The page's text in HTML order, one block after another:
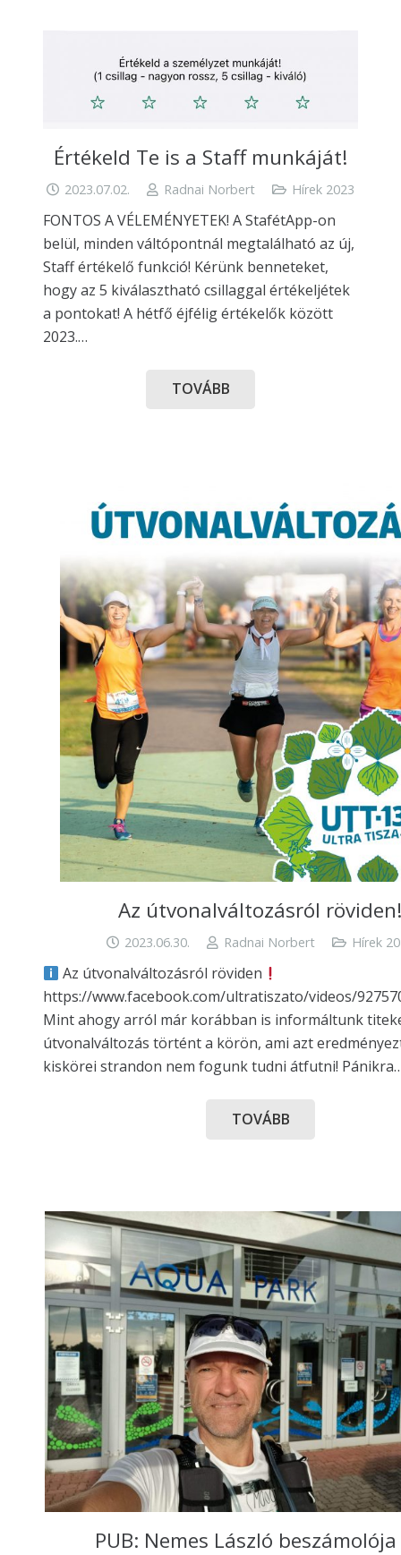
Értékeld Te is a Staff munkáját!
2023.07.02. Radnai Norbert Hírek 2023
FONTOS A VÉLEMÉNYETEK! A StafétApp-on
belül, minden váltópontnál megtalálható az új,
Staff értékelő funkció! Kérünk benneteket,
hogy az 5 kiválasztható csillaggal értékeljétek
a pontokat! A hétfő éjfélig értékelők között
2023.…
TOVÁBB
Az útvonalváltozásról
2023.06.30. Radnai Norbert Hírek
Az útvonalváltozásról röviden
https://www.facebook.com/ultratiszato/videos/
Mint ahogy arról már korábban is informáltunk
útvonalváltozás történt a körön, ami azt
kiskörei strandon nem fogunk tudni átfutni!
TOVÁBB
PUB: Nemes László beszámolója